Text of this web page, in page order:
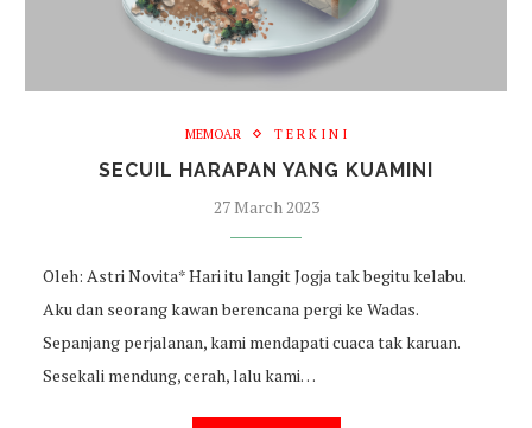
MEMOAR T E R K I N I
SECUIL HARAPAN YANG KUAMINI
27 March 2023
Oleh: Astri Novita* Hari itu langit Jogja tak begitu kelabu.
Aku dan seorang kawan berencana pergi ke Wadas.
Sepanjang perjalanan, kami mendapati cuaca tak karuan.
Sesekali mendung, cerah, lalu kami…